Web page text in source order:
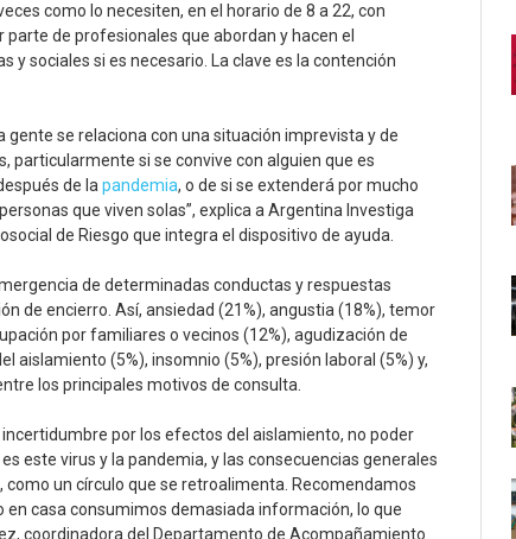
como lo necesiten, en el horario de 8 a 22, con
de profesionales que abordan y hacen el
y sociales si es necesario. La clave es la contención
se relaciona con una situación imprevista y de
particularmente si se convive con alguien que es
de lapandemia, o de si se extenderá por mucho
que viven solas”, explica a Argentina Investiga
de Riesgo que integra el dispositivo de ayuda.
de determinadas conductas y respuestas
de encierro. Así, ansiedad (21%), angustia (18%), temor
por familiares o vecinos (12%), agudización de
aislamiento (5%), insomnio (5%), presión laboral (5%) y,
los principales motivos de consulta.
por los efectos del aislamiento, no poder
este virus y la pandemia, y las consecuencias generales
un círculo que se retroalimenta. Recomendamos
casa consumimos demasiada información, lo que
coordinadora del Departamento de Acompañamiento